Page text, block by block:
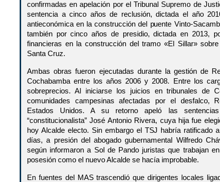
confirmadas en apelación por el Tribunal Supremo de
sentencia a cinco años de reclusión, dictada el año
antieconómica en la construcción del puente Vinto-
también por cinco años de presidio, dictada en 2013,
financieras en la construcción del tramo «El Sillar»
Santa Cruz.
Ambas obras fueron ejecutadas durante la gestión de
Cochabamba entre los años 2006 y 2008. Entre los
sobreprecios. Al iniciarse los juicios en tribunales de
comunidades campesinas afectadas por el desfalco,
Estados Unidos. A su retorno apeló las
“constitucionalista” José Antonio Rivera, cuya hija fue
hoy Alcalde electo. Sin embargo el TSJ habría ratificado
días, a presión del abogado gubernamental Wilfredo
según informaron a Sol de Pando juristas que trabajan
posesión como el nuevo Alcalde se hacía improbable.
En fuentes del MAS trascendió que dirigentes locales